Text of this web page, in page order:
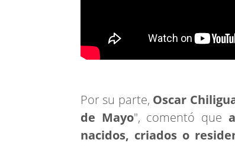
Por su parte, Oscar
de Mayo", comentó que
nacidos, criados o